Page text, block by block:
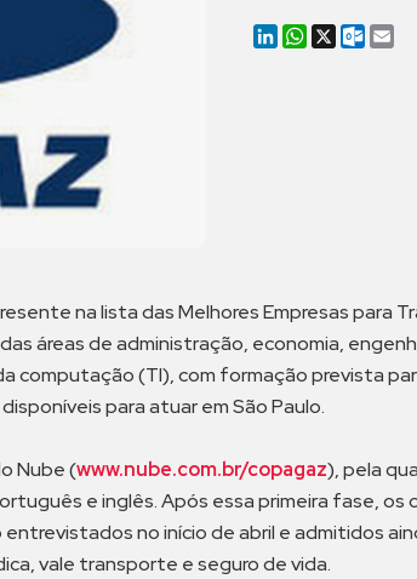
LinkedIn
WhatsApp
X
na lista das Melhores Empresas para
áreas de administração, economia,
computação (TI), com formação prevista
para atuar em São Paulo.
Nube (www.nube.com.br/copagaz), pela
e inglês. Após essa primeira fase, os
no início de abril e admitidos
vale transporte e seguro de vida.